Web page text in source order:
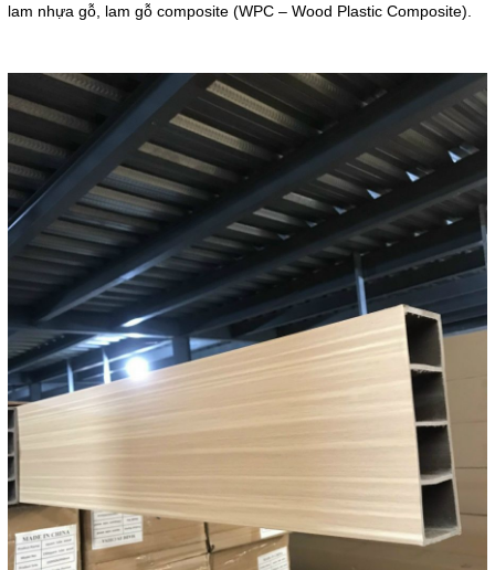
lam nhựa gỗ, lam gỗ composite (WPC – Wood Plastic Composite).